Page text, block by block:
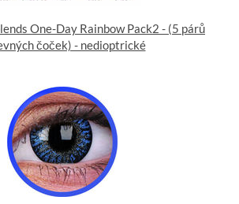
One-Day Rainbow Pack2 - (5 párů
čoček) - nedioptrické